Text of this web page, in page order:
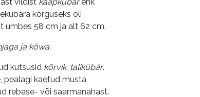
kõrguseks oli
umbes 58 cm ja alt 62 cm.
ja kõwa.
kutsusid kõrvik, talikübär.
pealagi kaetud musta
rebase- või saarmanahast.